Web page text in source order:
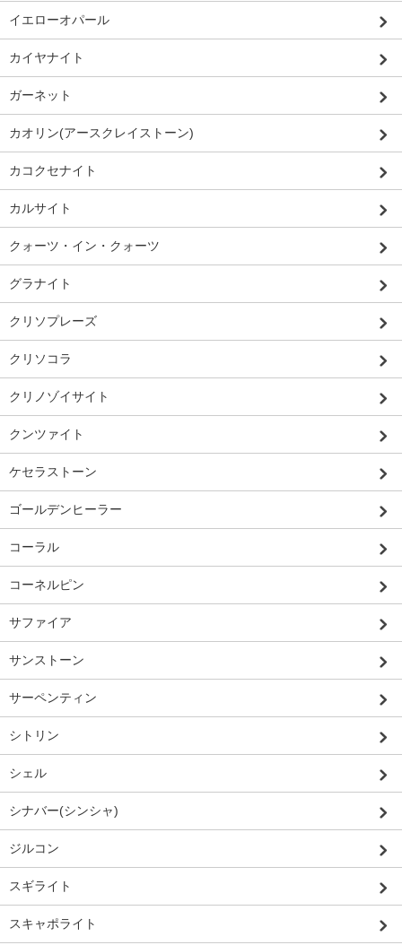
イエローオパール
カイヤナイト
ガーネット
カオリン(アースクレイストーン)
カコクセナイト
カルサイト
クォーツ・イン・クォーツ
グラナイト
クリソプレーズ
クリソコラ
クリノゾイサイト
クンツァイト
ケセラストーン
ゴールデンヒーラー
コーラル
コーネルピン
サファイア
サンストーン
サーペンティン
シトリン
シェル
シナバー(シンシャ)
ジルコン
スギライト
スキャポライト